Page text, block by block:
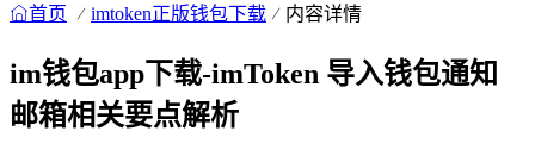
首页 imtoken正版钱包下载 内容详情
im钱包app下载-imToken 导入钱包通知
邮箱相关要点解析